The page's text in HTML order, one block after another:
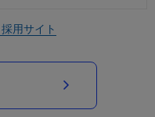
採用サイト